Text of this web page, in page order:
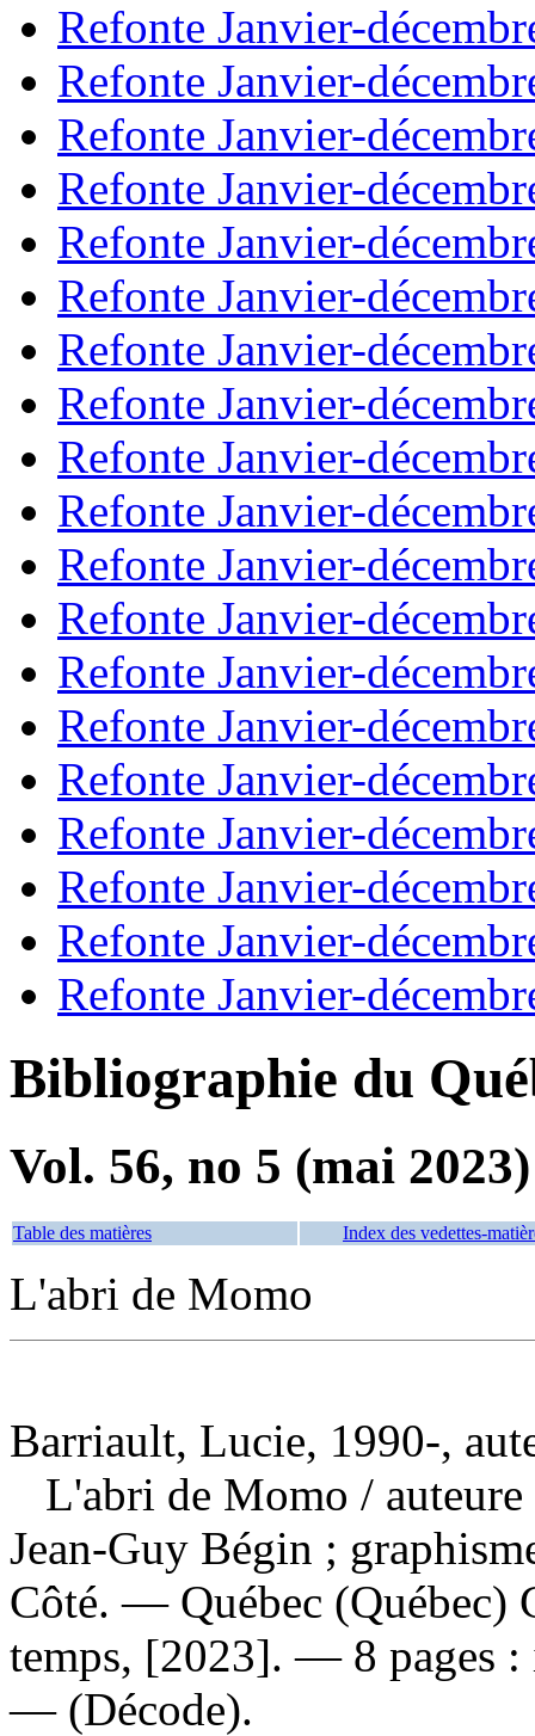
Refonte Janvier-
Refonte Janvier-
Refonte Janvier-
Refonte Janvier-
Refonte Janvier-
Refonte Janvier-
Refonte Janvier-
Refonte Janvier-
Refonte Janvier-
Refonte Janvier-
Refonte Janvier-
Refonte Janvier-
Refonte Janvier-
Refonte Janvier-
Refonte Janvier-
Refonte Janvier-
Refonte Janvier-
Refonte Janvier-
Refonte Janvier-
Bibliographie du
Vol. 56, no 5 (mai 2023)
Table des matières Index des vedettes-
L'abri de Momo
Barriault, Lucie, 1990-,
L'abri de Momo /
Jean-Guy Bégin ;
Côté. — Québec (Québec)
temps, [2023]. — 8 pages
— (Décode).